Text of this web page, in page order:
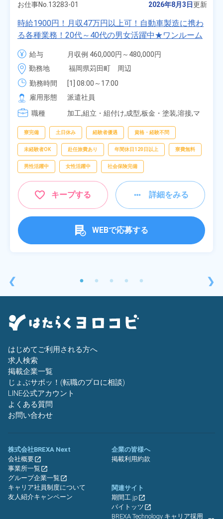
❮
お仕事No. 13283-01 2026年8月3日更新
時給1900円！月収47万円以上可！自動車製造に携わ
る各種業務！20代～40代の男女活躍中★ワンルーム
寮無料！マイカー通勤OK！無料駐車場あり！赴任旅
費会社負担！社員食堂あり！日払いあり！土日休
み！特別賞与90万円支給！《福岡県京都郡苅田町》
給与
月収例 460,000円～480,000円
時給 1,900円～1,900円
勤務地
福岡県苅田町　周辺
勤務時間
[1] 08:00～17:00
[2] 20:00～05:00
[3] 06:30～15:00
[4] 14:30～23:00
雇用形態
派遣社員
職種
加工,組立・組付け,成型,板金・塗装,溶接,マ
査,物流・配送
寮完備 土日休み 経験者優遇 資格・経験不問
未経験者OK 赴任旅費あり 年間休日120日以上 寮費無料
男性活躍中 女性活躍中 社会保険完備
キープする 詳細をみる
WEBで応募する
❯
はじめてご利用される方へ
求人検索
掲載企業一覧
じょぶサポッ！(転職のプロに相談)
LINE公式アカウント
よくある質問
お問い合わせ
株式会社BREXA Next
会社概要
事業所一覧
グループ企業一覧
キャリア社員制度について
友人紹介キャンペーン
企業の皆様へ
掲載利用約款
関連サイト
期間工.jp
バイトッツ
BREXA Technology キャリア採用